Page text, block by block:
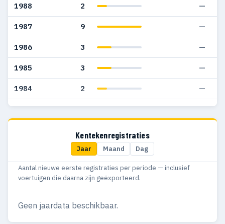
1988 2 —
1987 9 —
1986 3 —
1985 3 —
1984 2 —
1983 1 —
1
1980 1
Kentekenregistraties
Jaar Maand Dag
Aantal nieuwe eerste registraties per periode — inclusief
voertuigen die daarna zijn geëxporteerd.
Geen jaardata beschikbaar.